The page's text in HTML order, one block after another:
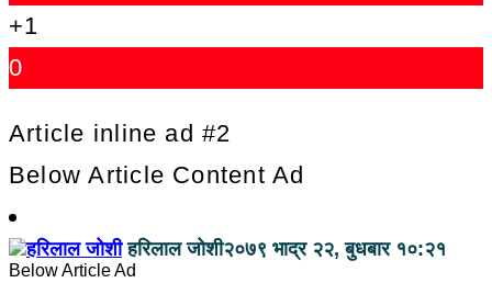
+1
0
Article inline ad #2
Below Article Content Ad
हरिलाल जोशी२०७९ भाद्र २२, बुधबार १०:२१
Below Article Ad